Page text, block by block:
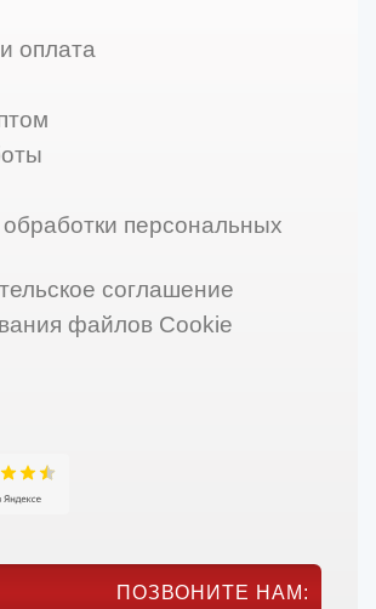
оплата
персональных
соглашение
файлов Cookie
ПОЗВОНИТЕ НАМ: